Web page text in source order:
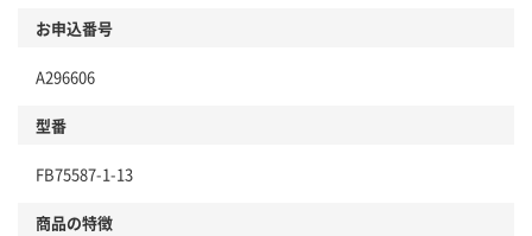
お申込番号
A296606
型番
FB75587-1-13
商品の特徴